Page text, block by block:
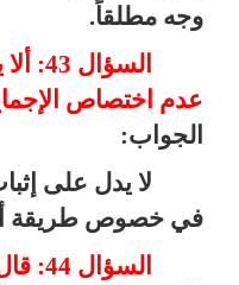
وجه مطلقاً.
عدم اختصاص الإجماع
الجواب:
لا يدل على
في خصوص طريقة